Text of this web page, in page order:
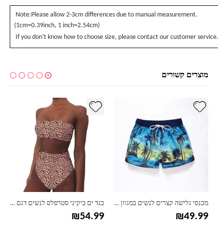
Note:Please allow 2-3cm differences due to manual measurement.
(1cm=0.39inch, 1 inch=2.54cm)
If you don't know how to choose size, please contact our customer service.
מוצרים קשורים
מכנסי גלישה קצרים לנשים במגוון הדפסים
₪49.99
בגד ים ביקיני סטרפלס לנשים דגם חגורה
₪54.99